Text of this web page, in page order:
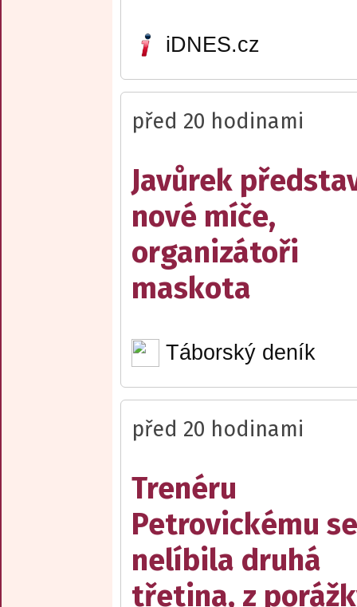
iDNES.cz
před 20 hodinami
Javůrek
nové míče,
organizátoři
maskota
Táborský deník
před 20 hodinami
Trenéru
Petrovickému se
nelíbila druhá
třetina, z